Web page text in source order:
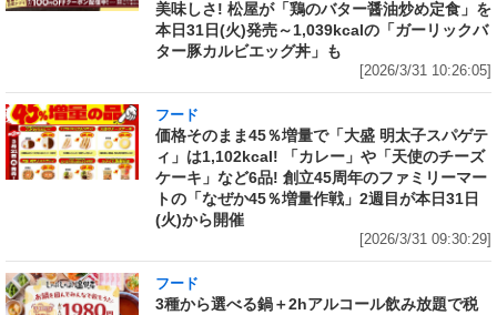
美味しさ! 松屋が「鶏のバター醤油炒め定食」を
本日31日(火)発売～1,039kcalの「ガーリックバ
ター豚カルビエッグ丼」も
[2026/3/31 10:26:05]
フード
価格そのまま45％増量で「大盛 明太子スパゲテ
ィ」は1,102kcal! 「カレー」や「天使のチーズ
ケーキ」など6品! 創立45周年のファミリーマー
トの「なぜか45％増量作戦」2週目が本日31日
(火)から開催
[2026/3/31 09:30:29]
フード
3種から選べる鍋＋2hアルコール飲み放題で税